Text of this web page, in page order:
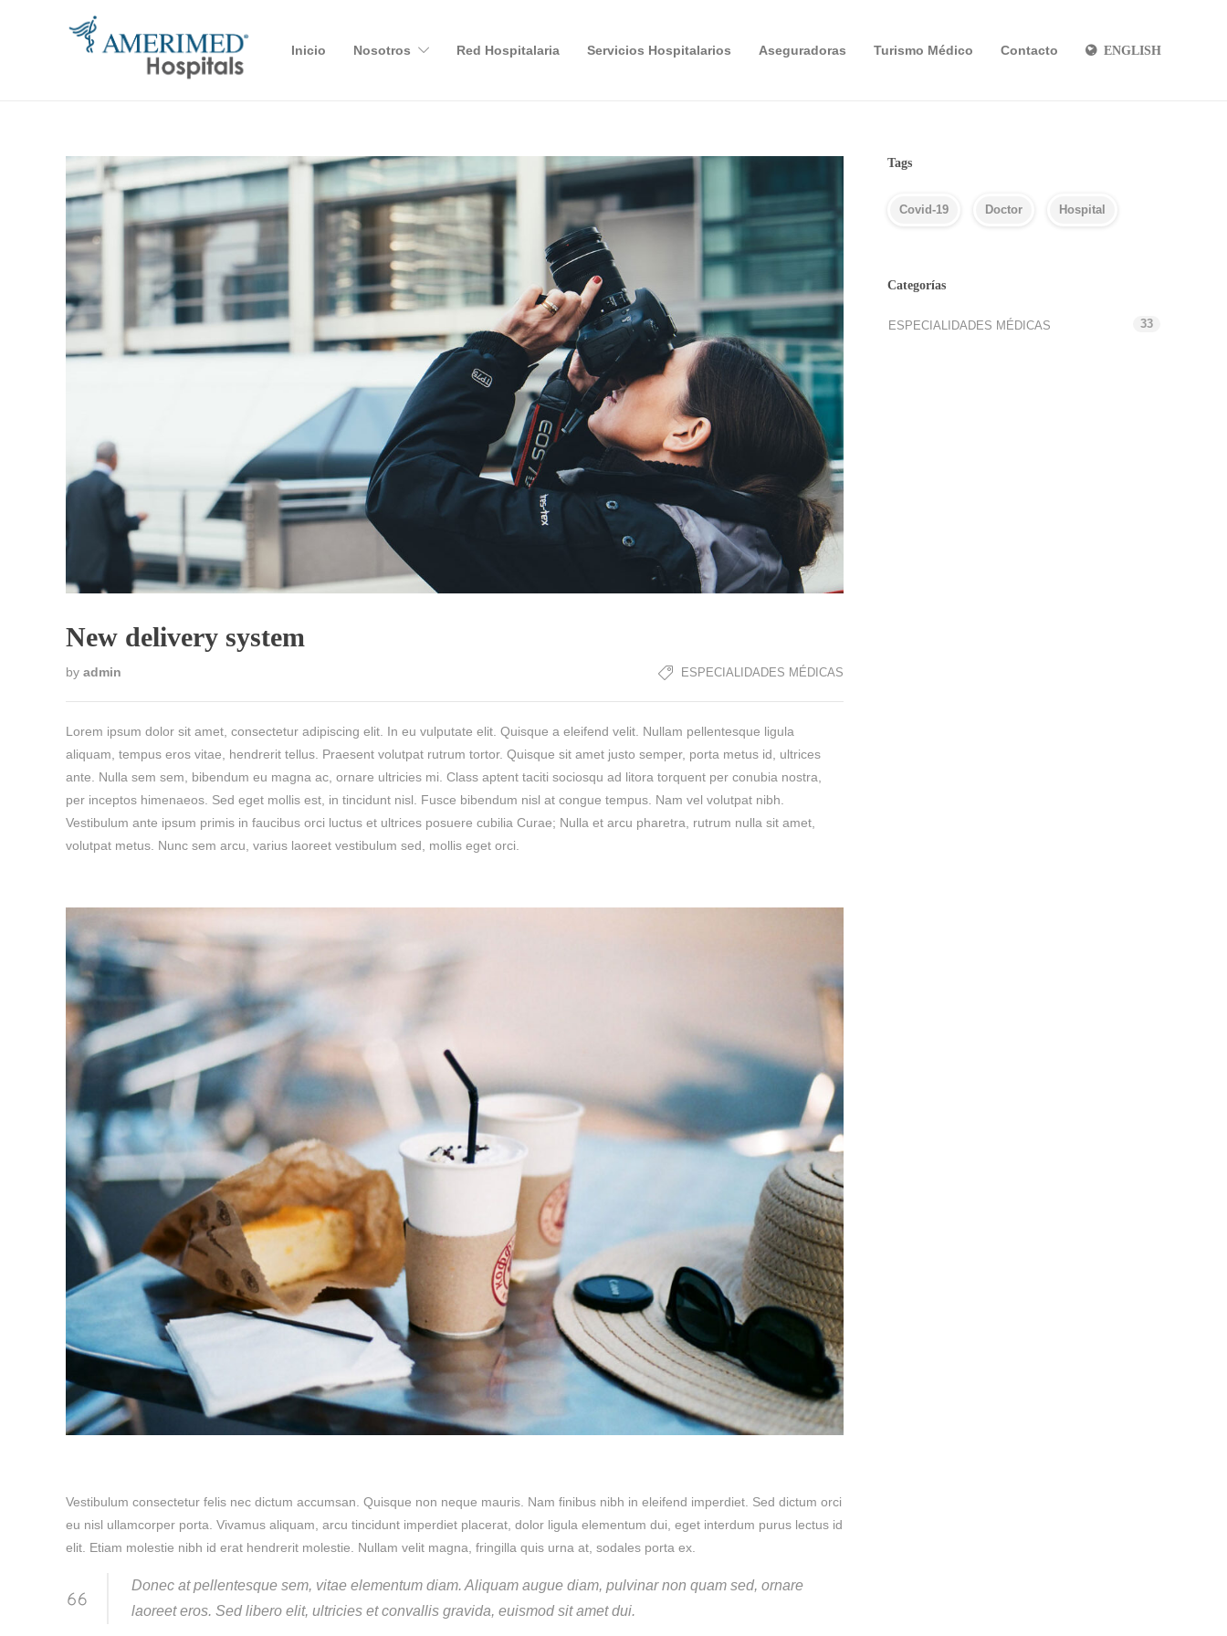
Inicio Nosotros Red Hospitalaria Servicios Hospitalarios Aseguradoras Turismo Médico Contacto ENGLISH
New delivery system
by admin ESPECIALIDADES MÉDICAS
Lorem ipsum dolor sit amet, consectetur adipiscing elit. In eu vulputate elit. Quisque a eleifend velit. Nullam pellentesque ligula
aliquam, tempus eros vitae, hendrerit tellus. Praesent volutpat rutrum tortor. Quisque sit amet justo semper, porta metus id, ultrices
ante. Nulla sem sem, bibendum eu magna ac, ornare ultricies mi. Class aptent taciti sociosqu ad litora torquent per conubia nostra,
per inceptos himenaeos. Sed eget mollis est, in tincidunt nisl. Fusce bibendum nisl at congue tempus. Nam vel volutpat nibh.
Vestibulum ante ipsum primis in faucibus orci luctus et ultrices posuere cubilia Curae; Nulla et arcu pharetra, rutrum nulla sit amet,
volutpat metus. Nunc sem arcu, varius laoreet vestibulum sed, mollis eget orci.
Vestibulum consectetur felis nec dictum accumsan. Quisque non neque mauris. Nam finibus nibh in eleifend imperdiet. Sed dictum orci
eu nisl ullamcorper porta. Vivamus aliquam, arcu tincidunt imperdiet placerat, dolor ligula elementum dui, eget interdum purus lectus id
elit. Etiam molestie nibh id erat hendrerit molestie. Nullam velit magna, fringilla quis urna at, sodales porta ex.
Donec at pellentesque sem, vitae elementum diam. Aliquam augue diam, pulvinar non quam sed, ornare
laoreet eros. Sed libero elit, ultricies et convallis gravida, euismod sit amet dui.
Tags
Covid-19 Doctor Hospital
Categorías
ESPECIALIDADES MÉDICAS 33